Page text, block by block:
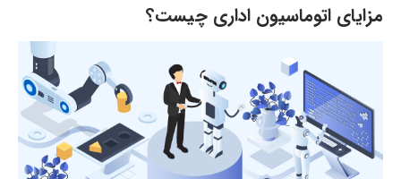
مزایای اتوماسیون اداری چیست؟